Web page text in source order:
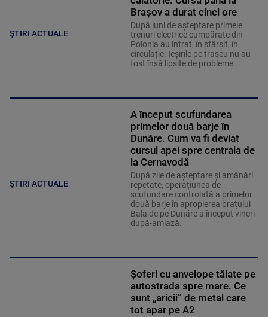
ȘTIRI ACTUALE
Brașov a durat cinci ore
După luni de așteptare primele
trenuri electrice cumpărate din
Polonia au intrat, în sfârșit, în
circulație. Ieșirile pe traseu nu au
fost însă lipsite de probleme.
ȘTIRI ACTUALE
A început scufundarea
primelor două barje în
Dunăre. Cum va fi deviat
cursul apei spre centrala de
la Cernavodă
După zile de așteptare și amânări
repetate, operațiunea de
scufundare controlată a primelor
două barje în apropierea brațului
Bala de pe Dunăre a început vineri
după-amiază.
Șoferi cu anvelope tăiate pe
autostrada spre mare. Ce
sunt „aricii” de metal care
tot apar pe A2